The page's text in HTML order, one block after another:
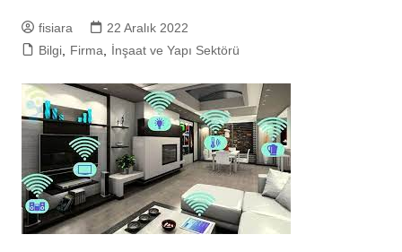
fisiara
22 Aralık 2022
Bilgi, Firma İnşaat ve Yapı Sektörü